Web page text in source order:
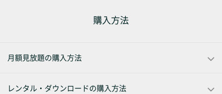
購入方法
月額見放題の購入方法
レンタル・ダウンロードの購入方法